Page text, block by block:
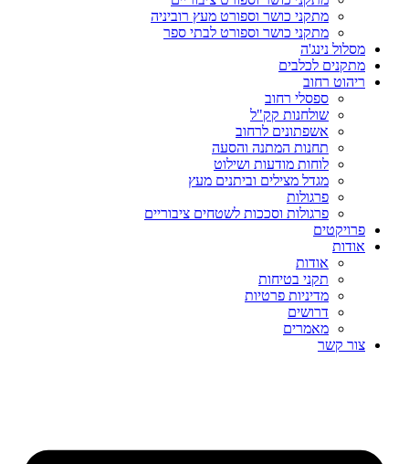
מתקני כושר וספורט מעץ רוביניה
מתקני כושר וספורט לבתי ספר
מסלול נינג'ה
מתקנים לכלבים
ריהוט רחוב
ספסלי רחוב
שולחנות קק"ל
אשפתונים לרחוב
תחנות המתנה והסעה
לוחות מודעות ושילוט
מגדל מצילים וביתנים מעץ
פרגולות
פרגולות וסככות לשטחים ציבוריים
פרויקטים
אודות
אודות
תקני בטיחות
מדיניות פרטיות
דרושים
מאמרים
צור קשר